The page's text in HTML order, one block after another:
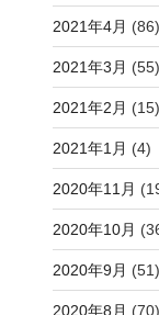
2021年4月 (86)
2021年3月 (55)
2021年2月 (15)
2021年1月 (4)
2020年11月
2020年10月
2020年9月 (51)
2020年8月 (70)